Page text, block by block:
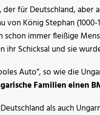
für Deutschland, aber
von König Stephan (1000-
immer fleißige
ihr Schicksal und sie
Auto”, so wie die
Familien einen
als auch